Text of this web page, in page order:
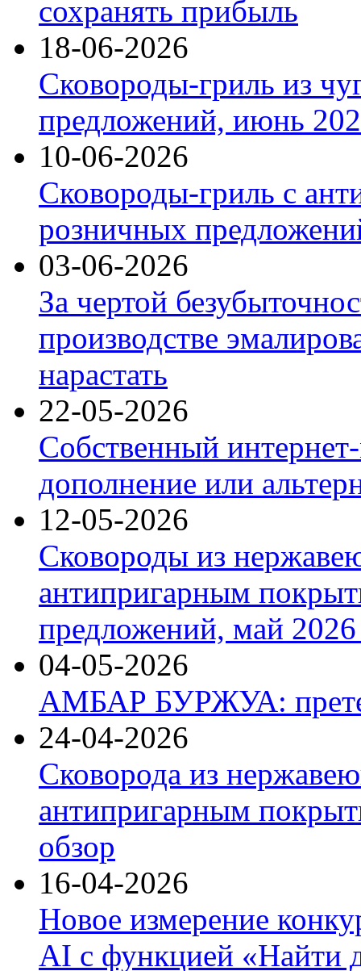
сохранять прибыль
18-06-2026
Сковороды-гриль из
предложений, июнь
10-06-2026
Сковороды-гриль с
розничных
03-06-2026
За чертой
производстве
нарастать
22-05-2026
Собственный
дополнение или
12-05-2026
Сковороды из
антипригарным
предложений, май 2026
04-05-2026
АМБАР БУРЖУА:
24-04-2026
Сковорода из
антипригарным
обзор
16-04-2026
Новое измерение
AI с функцией «Найти